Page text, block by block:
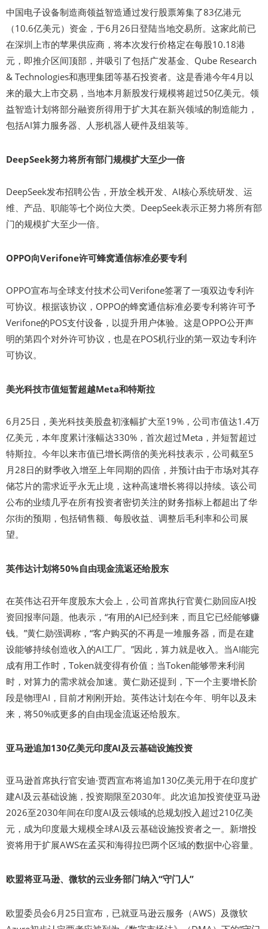
中国电子设备制造商领益智造通过发行股票筹集了83亿港元
（10.6亿美元）资金，于6月26日登陆当地交易所。这家此前已
在深圳上市的苹果供应商，将本次发行价格定在每股10.18港
元，即推介区间顶部，并吸引了包括广发基金、Qube Research
& Technologies和惠理集团等基石投资者。这是香港今年4月以
来的最大上市交易，当地本月新股发行规模将超过50亿美元。领
益智造计划将部分融资所得用于扩大其在新兴领域的制造能力，
包括AI算力服务器、人形机器人硬件及组装等。
DeepSeek努力将所有部门规模扩大至少一倍
DeepSeek发布招聘公告，开放全栈开发、AI核心系统研发、运
维、产品、职能等七个岗位大类。DeepSeek表示正努力将所有部
门的规模扩大至少一倍。
OPPO向Verifone许可蜂窝通信标准必要专利
OPPO宣布与全球支付技术公司Verifone签署了一项双边专利许
可协议。根据该协议，OPPO的蜂窝通信标准必要专利将许可予
Verifone的POS支付设备，以提升用户体验。这是OPPO公开声
明的第四个对外许可协议，也是在POS机行业的第一双边专利许
可协议。
美光科技市值短暂超越Meta和特斯拉
6月25日，美光科技美股盘初涨幅扩大至19%，公司市值达1.4万
亿美元，本年度累计涨幅达330%，首次超过Meta，并短暂超过
特斯拉。今年以来市值已增长两倍的美光科技表示，公司截至5
月28日的财季收入增至上年同期的四倍，并预计由于市场对其存
储芯片的需求近乎永无止境，这种高速增长将得以持续。该公司
公布的业绩几乎在所有投资者密切关注的财务指标上都超出了华
尔街的预期，包括销售额、每股收益、调整后毛利率和公司展
望。
英伟达计划将50%自由现金流返还给股东
在英伟达召开年度股东大会上，公司首席执行官黄仁勋回应AI投
资回报率问题。他表示，“有用的AI已经到来，而且它已经能够赚
钱。”黄仁勋强调称，“客户购买的不再是一堆服务器，而是在建
设能够持续创造收入的AI工厂。”因此，算力就是收入。当AI能完
成有用工作时，Token就变得有价值；当Token能够带来利润
时，对算力的需求就会加速。黄仁勋还提到，下一个主要增长阶
段是物理AI，目前才刚刚开始。英伟达计划在今年、明年以及未
来，将50%或更多的自由现金流返还给股东。
亚马逊追加130亿美元印度AI及云基础设施投资
亚马逊首席执行官安迪·贾西宣布将追加130亿美元用于在印度扩
建AI及云基础设施，投资期限至2030年。此次追加投资使亚马逊
2026至2030年间在印度AI及云领域的总规划投入超过210亿美
元，成为印度最大规模全球AI及云基础设施投资者之一。新增投
资将用于扩展AWS在孟买和海得拉巴两个区域的数据中心容量。
欧盟将亚马逊、微软的云业务部门纳入“守门人”
欧盟委员会6月25日宣布，已就亚马逊云服务（AWS）及微软